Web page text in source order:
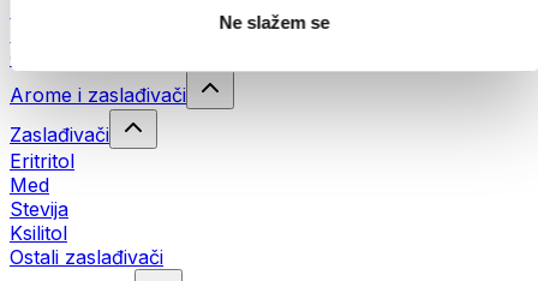
Ne slažem se
Ostale grickalice
Arome i zaslađivači
Zaslađivači
Eritritol
Med
Stevija
Ksilitol
Ostali zaslađivači